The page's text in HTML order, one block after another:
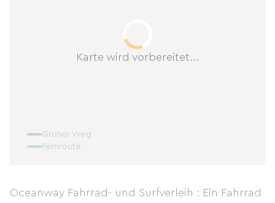
Karte wird vorbereitet...
Grüner Weg
Fernroute
Oceanway Fahrrad- und Surfverleih : Ein Fahrrad